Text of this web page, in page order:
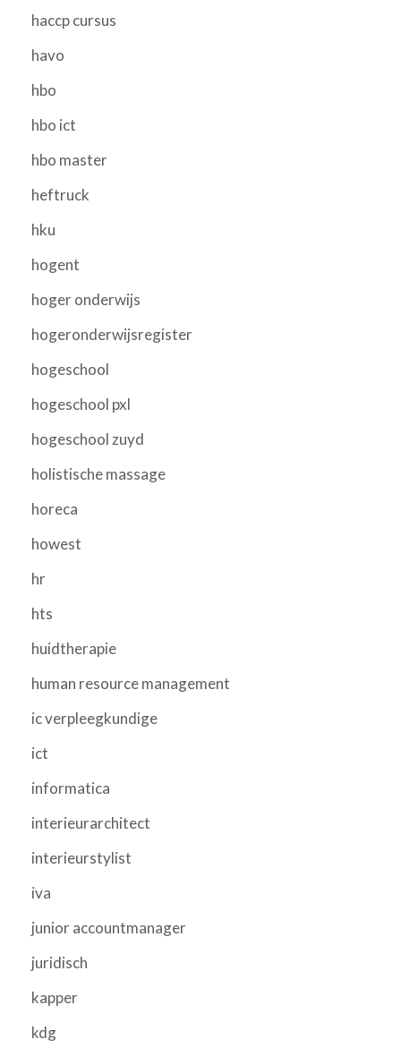
haccp cursus
havo
hbo
hbo ict
hbo master
heftruck
hku
hogent
hoger onderwijs
hogeronderwijsregister
hogeschool
hogeschool pxl
hogeschool zuyd
holistische massage
horeca
howest
hr
hts
huidtherapie
human resource management
ic verpleegkundige
ict
informatica
interieurarchitect
interieurstylist
iva
junior accountmanager
juridisch
kapper
kdg